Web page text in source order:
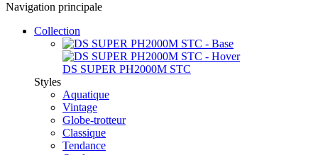
Navigation principale
Collection
DS SUPER PH2000M STC
Styles
Aquatique
Vintage
Globe-trotteur
Classique
Tendance